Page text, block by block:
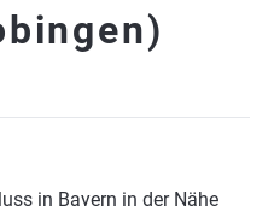
in Bayern in der Nähe